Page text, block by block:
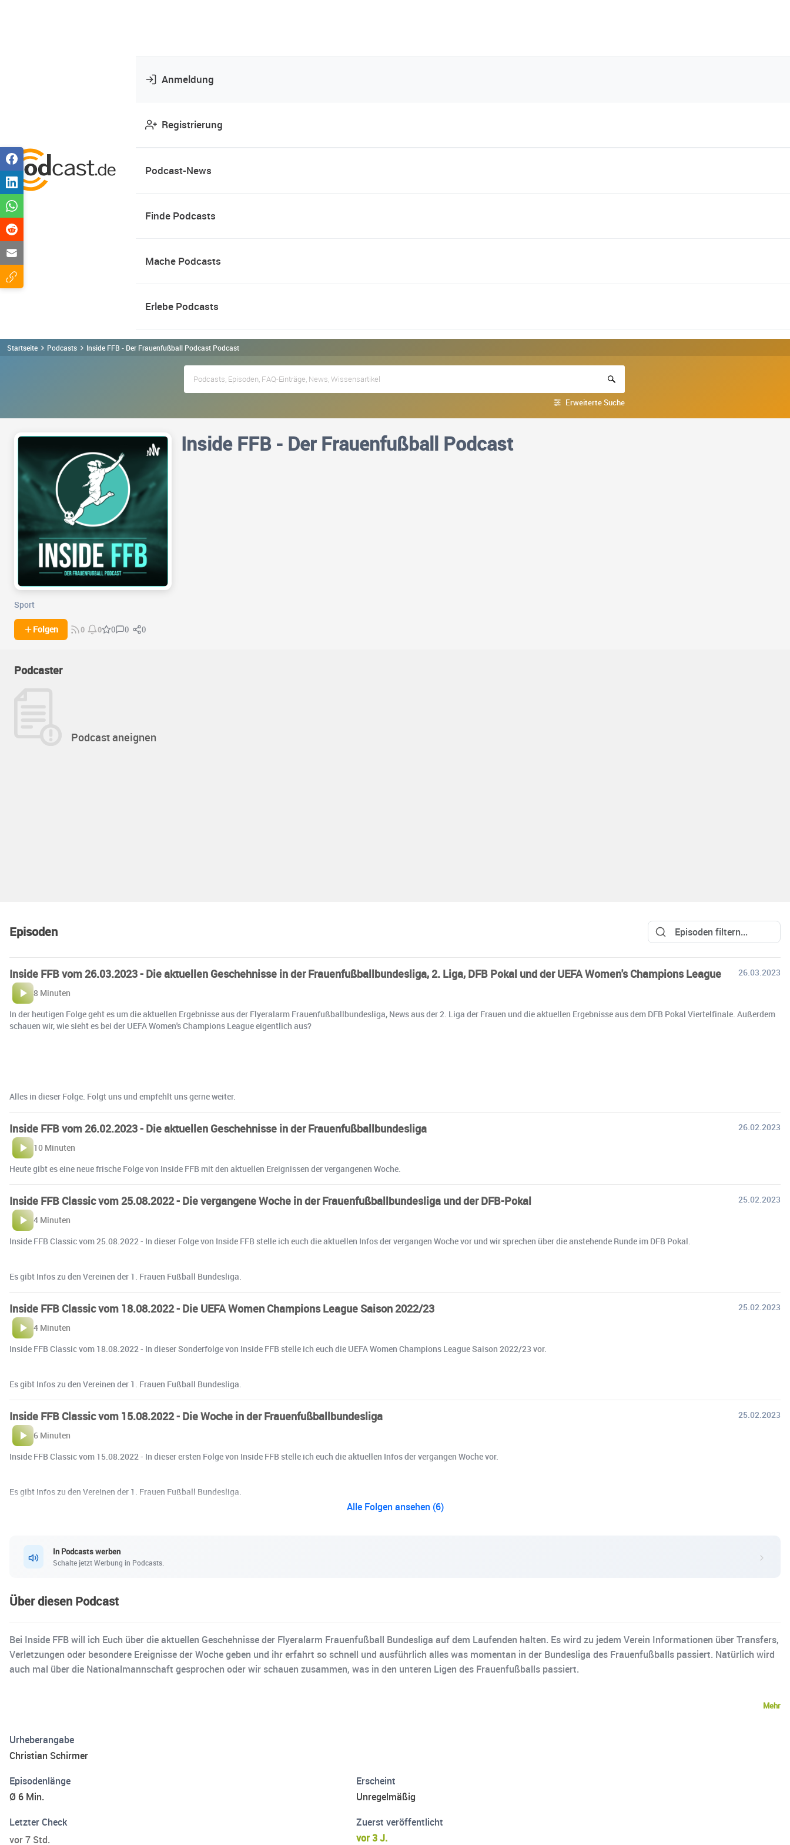
Anmeldung
Registrierung
Podcast-News
Finde Podcasts
Mache Podcasts
Erlebe Podcasts
Startseite Podcasts Inside FFB - Der Frauenfußball Podcast Podcast
Erweiterte Suche
Inside FFB - Der Frauenfußball Podcast
Sport
Folgen 0 0 0 0 0
Podcaster
Podcast aneignen
Episoden
Inside FFB vom 26.03.2023 - Die aktuellen Geschehnisse in der Frauenfußballbundesliga, 2. Liga, DFB Pokal und der UEFA Women's Champions League
26.03.2023
8 Minuten
In der heutigen Folge geht es um die aktuellen Ergebnisse aus der Flyeralarm Frauenfußballbundesliga, News aus der 2. Liga der Frauen und die aktuellen Ergebnisse aus dem DFB Pokal Viertelfinale. Außerdem
schauen wir, wie sieht es bei der UEFA Women's Champions League eigentlich aus?
Alles in dieser Folge. Folgt uns und empfehlt uns gerne weiter.
Inside FFB vom 26.02.2023 - Die aktuellen Geschehnisse in der Frauenfußballbundesliga
26.02.2023
10 Minuten
Heute gibt es eine neue frische Folge von Inside FFB mit den aktuellen Ereignissen der vergangenen Woche.
Inside FFB Classic vom 25.08.2022 - Die vergangene Woche in der Frauenfußballbundesliga und der DFB-Pokal
25.02.2023
4 Minuten
Inside FFB Classic vom 25.08.2022 - In dieser Folge von Inside FFB stelle ich euch die aktuellen Infos der vergangen Woche vor und wir sprechen über die anstehende Runde im DFB Pokal.
Es gibt Infos zu den Vereinen der 1. Frauen Fußball Bundesliga.
Inside FFB Classic vom 18.08.2022 - Die UEFA Women Champions League Saison 2022/23
25.02.2023
4 Minuten
Inside FFB Classic vom 18.08.2022 - In dieser Sonderfolge von Inside FFB stelle ich euch die UEFA Women Champions League Saison 2022/23 vor.
Es gibt Infos zu den Vereinen der 1. Frauen Fußball Bundesliga.
Inside FFB Classic vom 15.08.2022 - Die Woche in der Frauenfußballbundesliga
25.02.2023
6 Minuten
Inside FFB Classic vom 15.08.2022 - In dieser ersten Folge von Inside FFB stelle ich euch die aktuellen Infos der vergangen Woche vor.
Es gibt Infos zu den Vereinen der 1. Frauen Fußball Bundesliga.
Alle Folgen ansehen (6)
In Podcasts werben
Schalte jetzt Werbung in Podcasts.
Über diesen Podcast
Bei Inside FFB will ich Euch über die aktuellen Geschehnisse der Flyeralarm Frauenfußball Bundesliga auf dem Laufenden halten. Es wird zu jedem Verein Informationen über Transfers,
Verletzungen oder besondere Ereignisse der Woche geben und ihr erfahrt so schnell und ausführlich alles was momentan in der Bundesliga des Frauenfußballs passiert. Natürlich wird
auch mal über die Nationalmannschaft gesprochen oder wir schauen zusammen, was in den unteren Ligen des Frauenfußballs passiert.
Mehr
Urheberangabe
Christian Schirmer
Episodenlänge
Ø 6 Min.
Erscheint
Unregelmäßig
Letzter Check
vor 7 Std.
Zuerst veröffentlicht
vor 3 J.